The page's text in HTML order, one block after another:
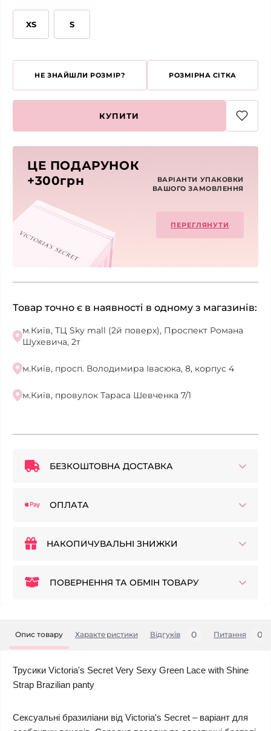
XS S
НЕ ЗНАЙШЛИ РОЗМІР? РОЗМІРНА СІТКА
КУПИТИ
ЦЕ ПОДАРУНОК
+300грн
ВАРІАНТИ УПАКОВКИ
ВАШОГО ЗАМОВЛЕННЯ
ПЕРЕГЛЯНУТИ
Товар точно є в наявності в одному з магазинів:
м.Київ, ТЦ Sky mall (2й поверх), Проспект Романа
Шухевича, 2т
м.Київ, просп. Володимира Івасюка, 8, корпус 4
м.Київ, провулок Тараса Шевченка 7/1
БЕЗКОШТОВНА ДОСТАВКА
ОПЛАТА
НАКОПИЧУВАЛЬНІ ЗНИЖКИ
ПОВЕРНЕННЯ ТА ОБМІН ТОВАРУ
Опис товару Характеристики Відгуків 0 Питання 0
Трусики Victoria's Secret Very Sexy Green Lace with Shine
Strap Brazilian panty
Сексуальні бразиліани від Victoria's Secret – варіант для